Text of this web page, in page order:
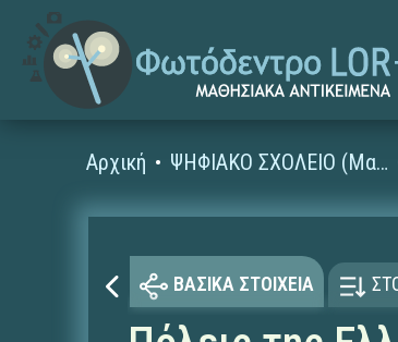
Αρχική ΨΗΦΙΑΚΟ ΣΧΟΛΕΙΟ (Μαθησιακά Αντικείμενα)
ΒΑΣΙΚΑ ΣΤΟΙΧΕΙΑ